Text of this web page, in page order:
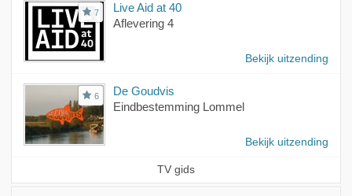
7
Live Aid at 40
Aflevering 4
Bekijk uitzending
6
De Goudvis
Eindbestemming Lommel
Bekijk uitzending
TV gids